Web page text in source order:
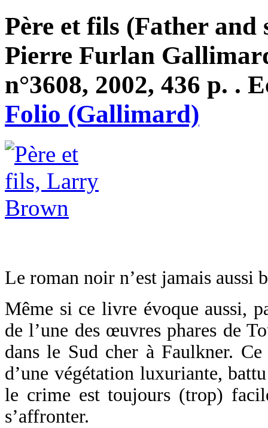
Père et fils (Father
Pierre Furlan
n°3608, 2002, 436 p. .
Folio (Gallimard)
Le roman noir n’est jamais aussi
Même si ce livre évoque aussi,
de l’une des œuvres phares de
dans le Sud cher à Faulkner.
d’une végétation luxuriante,
le crime est toujours (trop)
s’affronter.